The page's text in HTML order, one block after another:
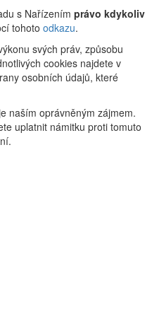
s Nařízením právo kdykoliv
tohoto odkazu.
svých práv, způsobu
cookies najdete v
osobních údajů, které
naším oprávněným zájmem.
uplatnit námitku proti tomuto